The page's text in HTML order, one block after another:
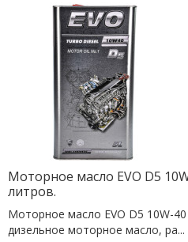
Моторное масло EVO D5
литров.
Моторное масло EVO D5 10W-40
дизельное моторное масло, ра...